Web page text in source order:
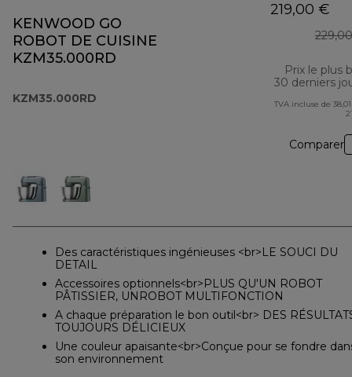
KENWOOD GO
ROBOT DE CUISINE
KZM35.000RD
KZM35.000RD
219,00 €
Prix le plus
30 derniers
TVA incluse de
Comparer
Des caractéristiques ingénieuses <br>LE SOUCI DU
DETAIL
Accessoires optionnels<br>PLUS QU'UN ROBOT
PÂTISSIER, UNROBOT MULTIFONCTION
A chaque préparation le bon outil<br> DES
TOUJOURS DÉLICIEUX
Une couleur apaisante<br>Conçue pour se fondre
son environnement